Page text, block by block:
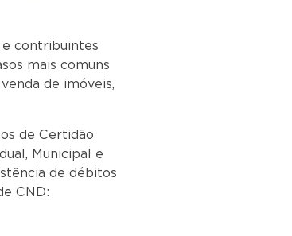
e contribuintes
mais comuns
de imóveis,
de Certidão
Municipal e
de débitos
CND: